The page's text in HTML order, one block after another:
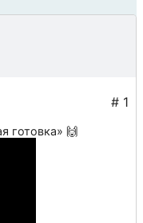
готовка» 🙌